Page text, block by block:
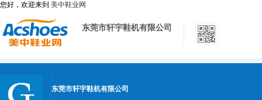
您好，欢迎来到 美中鞋业网
东莞市轩宇鞋机有限公司
东莞市轩宇鞋机有限公司